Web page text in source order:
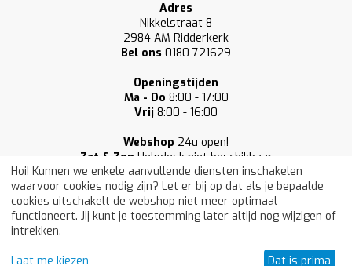
Adres
Nikkelstraat 8
2984 AM Ridderkerk
Bel ons 0180-721629
Openingstijden
Ma - Do 8:00 - 17:00
Vrij 8:00 - 16:00
Webshop 24u open!
Zat & Zon Helpdesk niet beschikbaar
Hoi! Kunnen we enkele aanvullende diensten inschakelen
waarvoor cookies nodig zijn? Let er bij op dat als je bepaalde
cookies uitschakelt de webshop niet meer optimaal
functioneert. Jij kunt je toestemming later altijd nog wijzigen of
intrekken.
Laat me kiezen Dat is prima